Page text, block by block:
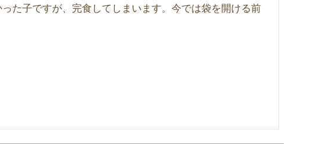
た子ですが、完食してしまいます。今では袋を開ける前